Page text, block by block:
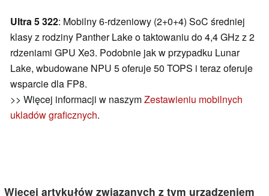
Ultra 5 322: Mobilny 6-rdzeniowy (2+0+4) SoC średniej
klasy z rodziny Panther Lake o taktowaniu do 4,4 GHz z 2
rdzeniami GPU Xe3. Podobnie jak w przypadku Lunar
Lake, wbudowane NPU 5 oferuje 50 TOPS i teraz oferuje
wsparcie dla FP8.
>> Więcej informacji w naszymZestawieniu mobilnych
ukladów graficznych.
Więcej artykułów związanych z tym urządzeniem